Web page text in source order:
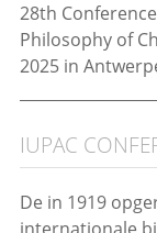
28th
Philosophy of
2025 in
IUPAC
De in 1919